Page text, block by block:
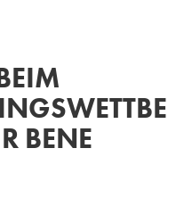
BENE